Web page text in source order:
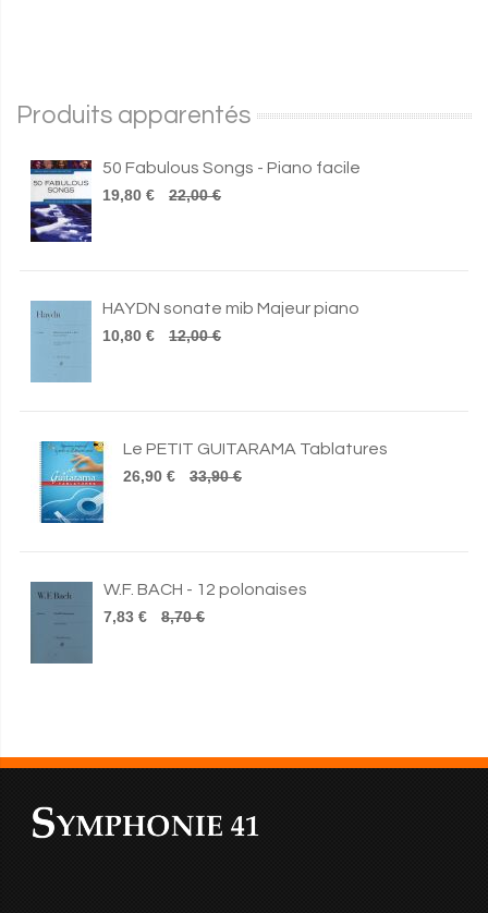
Produits apparentés
50 Fabulous Songs - Piano facile
19,80 €
22,00 €
HAYDN sonate mib Majeur piano
10,80 €
12,00 €
Le PETIT GUITARAMA Tablatures
26,90 €
33,90 €
W.F. BACH - 12 polonaises
7,83 €
8,70 €